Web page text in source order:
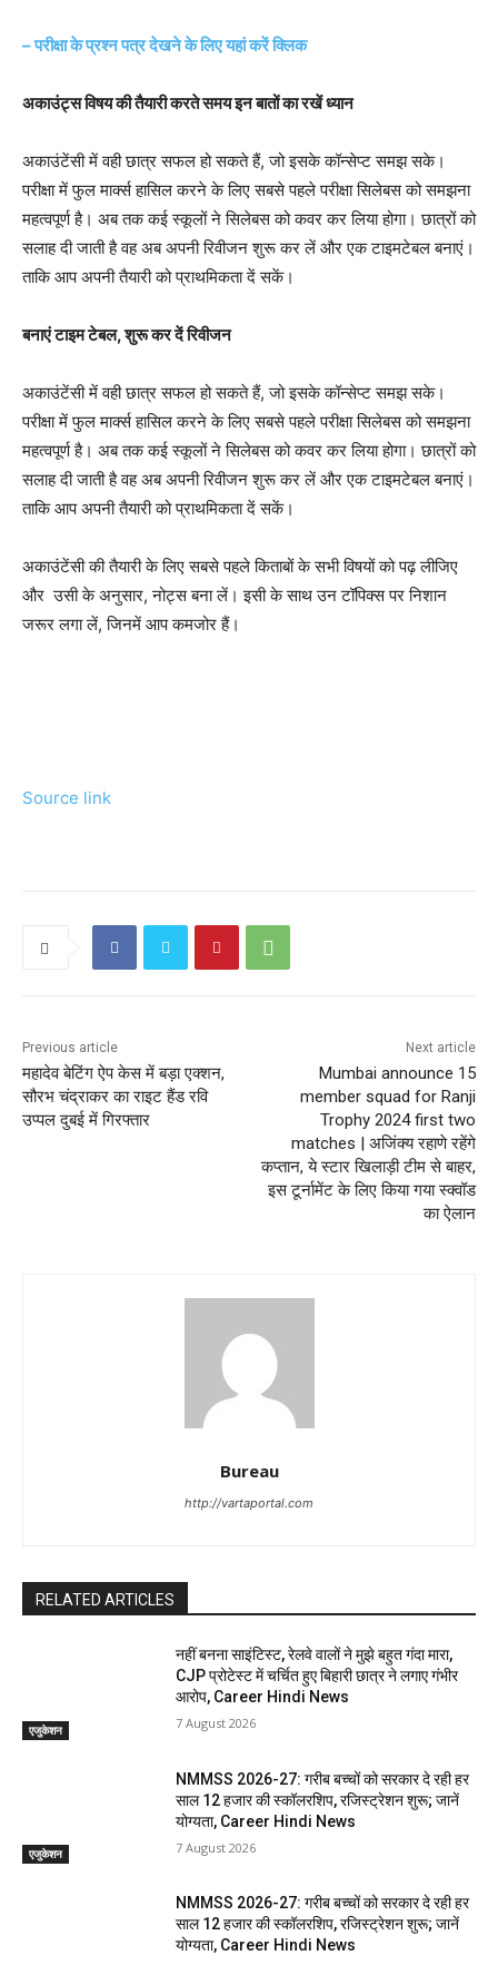
– परीक्षा के प्रश्न पत्र देखने के लिए यहां करें क्लिक
अकाउंट्स विषय की तैयारी करते समय इन बातों का रखें ध्यान
अकाउंटेंसी में वही छात्र सफल हो सकते हैं, जो इसके कॉन्सेप्ट समझ सके।
परीक्षा में फुल मार्क्स हासिल करने के लिए सबसे पहले परीक्षा सिलेबस को समझना
महत्वपूर्ण है। अब तक कई स्कूलों ने सिलेबस को कवर कर लिया होगा। छात्रों को
सलाह दी जाती है वह अब अपनी रिवीजन शुरू कर लें और एक टाइमटेबल बनाएं।
ताकि आप अपनी तैयारी को प्राथमिकता दें सकें।
बनाएं टाइम टेबल, शुरू कर दें रिवीजन
अकाउंटेंसी में वही छात्र सफल हो सकते हैं, जो इसके कॉन्सेप्ट समझ सके।
परीक्षा में फुल मार्क्स हासिल करने के लिए सबसे पहले परीक्षा सिलेबस को समझना
महत्वपूर्ण है। अब तक कई स्कूलों ने सिलेबस को कवर कर लिया होगा। छात्रों को
सलाह दी जाती है वह अब अपनी रिवीजन शुरू कर लें और एक टाइमटेबल बनाएं।
ताकि आप अपनी तैयारी को प्राथमिकता दें सकें।
अकाउंटेंसी की तैयारी के लिए सबसे पहले किताबों के सभी विषयों को पढ़ लीजिए
और उसी के अनुसार, नोट्स बना लें। इसी के साथ उन टॉपिक्स पर निशान
जरूर लगा लें, जिनमें आप कमजोर हैं।
Source link
Previous article
महादेव बेटिंग ऐप केस में बड़ा एक्शन,
सौरभ चंद्राकर का राइट हैंड रवि
उप्पल दुबई में गिरफ्तार
Next article
Mumbai announce 15
member squad for Ranji
Trophy 2024 first two
matches | अजिंक्य रहाणे रहेंगे
कप्तान, ये स्टार खिलाड़ी टीम से बाहर,
इस टूर्नामेंट के लिए किया गया स्क्वॉड
का ऐलान
Bureau
http://vartaportal.com
RELATED ARTICLES
एजुकेशन
नहीं बनना साइंटिस्ट, रेलवे वालों ने मुझे बहुत गंदा मारा,
CJP प्रोटेस्ट में चर्चित हुए बिहारी छात्र ने लगाए गंभीर
आरोप, Career Hindi News
7 August 2026
एजुकेशन
NMMSS 2026-27: गरीब बच्चों को सरकार दे रही हर
साल 12 हजार की स्कॉलरशिप, रजिस्ट्रेशन शुरू; जानें
योग्यता, Career Hindi News
7 August 2026
NMMSS 2026-27: गरीब बच्चों को सरकार दे रही हर
साल 12 हजार की स्कॉलरशिप, रजिस्ट्रेशन शुरू; जानें
योग्यता, Career Hindi News